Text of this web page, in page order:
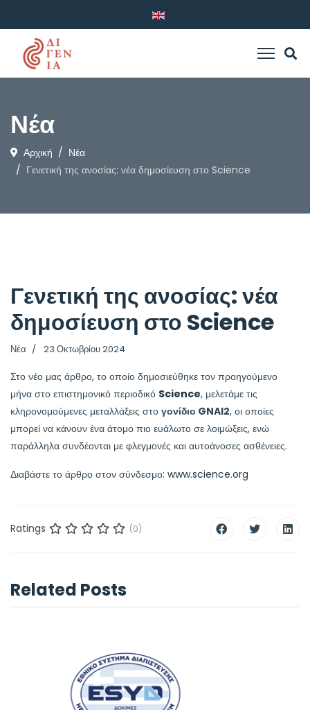
Νέα
Αρχική
Νέα
Γενετική της ανοσίας: νέα δημοσίευση στο Science
Γενετική της ανοσίας: νέα
δημοσίευση στο Science
Νέα 23 Οκτωβρίου 2024
Στο νέο μας άρθρο, το οποίο δημοσιεύθηκε τον προηγούμενο
μήνα στο επιστημονικό περιοδικό Science, μελετάμε τις
κληρονομούμενες μεταλλάξεις στο γονίδιο GNAI2, οι οποίες
μπορεί να κάνουν ένα άτομο πιο ευάλωτο σε λοιμώξεις, ενώ
παράλληλα συνδέονται με φλεγμονές και αυτοάνοσες ασθένειες.
Διαβάστε το άρθρο στον σύνδεσμο: www.science.org
Ratings (0)
Related Posts